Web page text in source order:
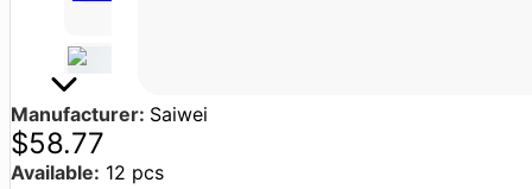
Manufacturer: Saiwei
$58.77
Available: 12 pcs